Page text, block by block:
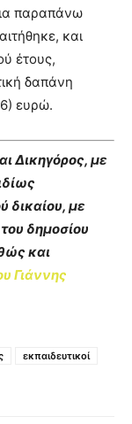
παραπάνω
και
έτους,
δαπάνη
ευρώ.
Δικηγόρος, με
δικαίου, με
δημοσίου
και
Γιάννης
εκπαιδευτικοί